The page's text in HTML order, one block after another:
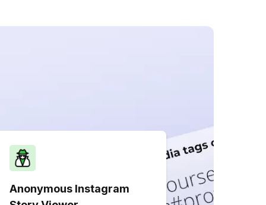
Anonymous Instagram